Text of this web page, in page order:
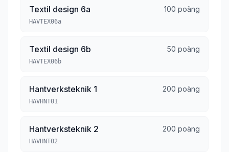
Textil design 6a 100 poäng
HAVTEX06a
Textil design 6b 50 poäng
HAVTEX06b
Hantverksteknik 1 200 poäng
HAVHNT01
Hantverksteknik 2 200 poäng
HAVHNT02